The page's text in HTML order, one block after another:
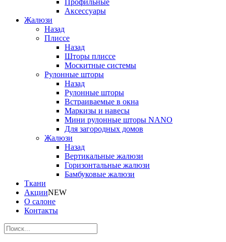
Профильные
Аксессуары
Жалюзи
Назад
Плиссе
Назад
Шторы плиссе
Москитные системы
Рулонные шторы
Назад
Рулонные шторы
Встраиваемые в окна
Маркизы и навесы
Мини рулонные шторы NANO
Для загородных домов
Жалюзи
Назад
Вертикальные жалюзи
Горизонтальные жалюзи
Бамбуковые жалюзи
Ткани
АкцииNEW
О салоне
Контакты